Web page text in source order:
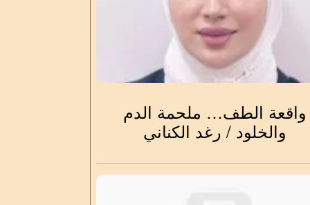
واقعة الطف… ملحمة الدم
والخلود / رغد الكناني